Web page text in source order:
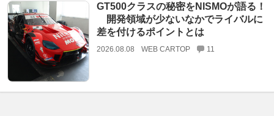
GT500クラスの秘密をNISMOが語る！
開発領域が少ないなかでライバルに
差を付けるポイントとは
2026.08.08 WEB CARTOP 11